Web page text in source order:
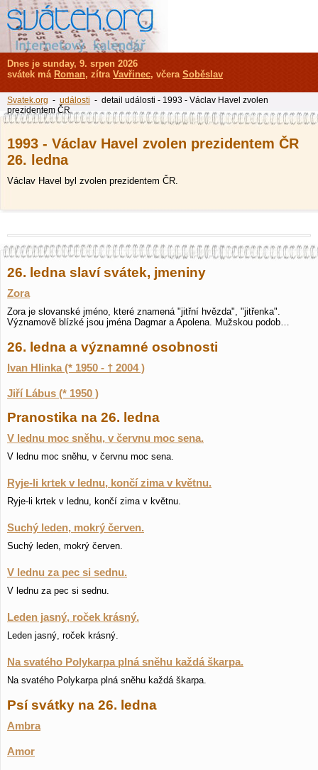
1993 - Václav Havel zvolen prezidentem ČR
26. ledna
Václav Havel byl zvolen prezidentem ČR.
26. ledna slaví svátek, jmeniny
Zora
Zora je slovanské jméno, které znamená "jitřní hvězda", "jitřenka".
Významově blízké jsou jména Dagmar a Apolena. Mužskou podob…
26. ledna a významné osobnosti
Ivan Hlinka (* 1950 - † 2004 )
Jiří Lábus (* 1950 )
Pranostika na 26. ledna
V lednu moc sněhu, v červnu moc sena.
V lednu moc sněhu, v červnu moc sena.
Ryje-li krtek v lednu, končí zima v květnu.
Ryje-li krtek v lednu, končí zima v květnu.
Suchý leden, mokrý červen.
Suchý leden, mokrý červen.
V lednu za pec si sednu.
V lednu za pec si sednu.
Leden jasný, roček krásný.
Leden jasný, roček krásný.
Na svatého Polykarpa plná sněhu každá škarpa.
Na svatého Polykarpa plná sněhu každá škarpa.
Psí svátky na 26. ledna
Ambra
Amor
Dnes je sunday, 9. srpen 2026
svátek má Roman, zítra Vavřinec, včera Soběslav
Svatek.org - události - detail události - 1993 - Václav Havel zvolen
prezidentem ČR